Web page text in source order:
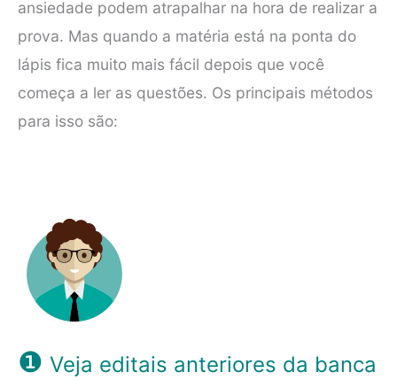
ansiedade podem atrapalhar na hora de realizar a
prova. Mas quando a matéria está na ponta do
lápis fica muito mais fácil depois que você
começa a ler as questões. Os principais métodos
para isso são:
❶ Veja editais anteriores da banca